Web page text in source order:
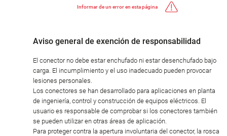
Informar de un error en esta página
Aviso general de exención de responsabilidad
El conector no debe estar enchufado ni estar desenchufado bajo
carga. El incumplimiento y el uso inadecuado pueden provocar
lesiones personales.
Los conectores se han desarrollado para aplicaciones en planta
de ingeniería, control y construcción de equipos eléctricos. El
usuario es responsable de comprobar si los conectores también
se pueden utilizar en otras áreas de aplicación.
Para proteger contra la apertura involuntaria del conector, la rosca